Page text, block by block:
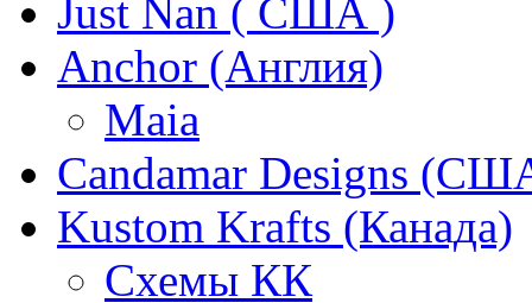
Just Nan ( США )
Anchor (Англия)
Maia
Candamar Designs
Kustom Krafts (Канада)
Схемы КК